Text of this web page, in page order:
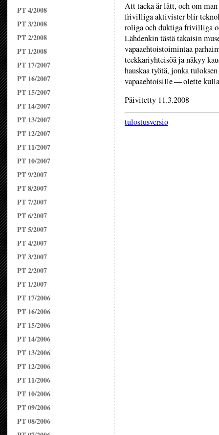
PT 4/2008
PT 3/2008
PT 2/2008
PT 1/2008
PT 17/2007
PT 16/2007
PT 15/2007
PT 14/2007
PT 13/2007
PT 12/2007
PT 11/2007
PT 10/2007
PT 9/2007
PT 8/2007
PT 7/2007
PT 6/2007
PT 5/2007
PT 4/2007
PT 3/2007
PT 2/2007
PT 1/2007
PT 17/2006
PT 16/2006
PT 15/2006
PT 14/2006
PT 13/2006
PT 12/2006
PT 11/2006
PT 10/2006
PT 09/2006
PT 08/2006
Att tacka är lätt, och om
frivilliga aktivister blir
roliga och duktiga frivilliga
Lähdenkin tästä takaisin
vapaaehtoistoimintaa
teekkariyhteisöä ja näkyy
hauskaa työtä, jonka
vapaaehtoisille — olette
Päivitetty 11.3.2008
tulostusversio